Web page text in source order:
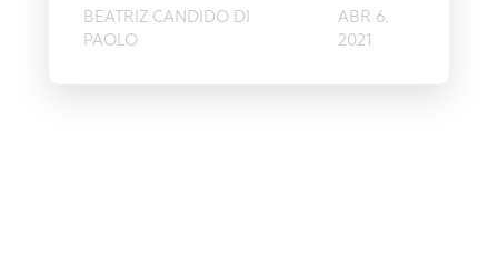
BEATRIZ CANDIDO DI
PAOLO
ABR 6,
2021